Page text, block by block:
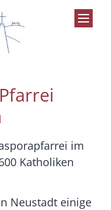
im
Katholiken
Neustadt einige